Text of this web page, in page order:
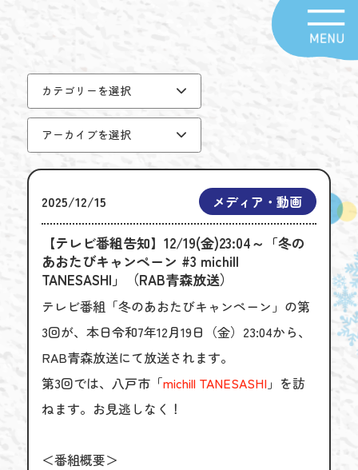
カテゴリーを選択
アーカイブを選択
2025/12/15 メディア・動画
【テレビ番組告知】12/19(金)23:04～「冬の
あおたびキャンペーン #3 michill
TANESASHI」（RAB青森放送）
テレビ番組「冬のあおたびキャンペーン」の第
3回が、本日令和7年12月19日（金）23:04から、
RAB青森放送にて放送されます。
第3回では、八戸市「michill TANESASHI」を訪
ねます。お見逃しなく！
＜番組概要＞